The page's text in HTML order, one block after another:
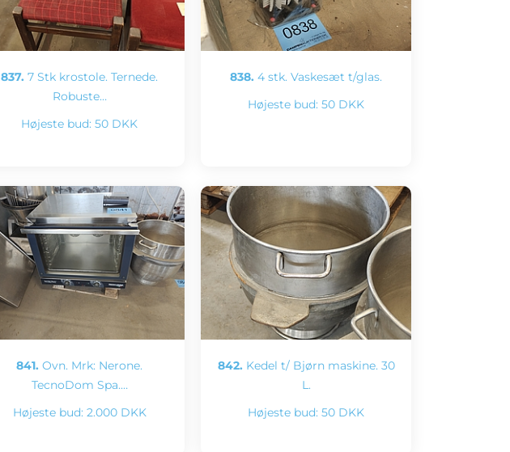
837. 7 Stk krostole. Ternede.
Robuste…
Højeste bud: 50 DKK
838. 4 stk. Vaskesæt t/glas.
Højeste bud: 50 DKK
841. Ovn. Mrk: Nerone.
TecnoDom Spa.…
Højeste bud: 2.000 DKK
842. Kedel t/ Bjørn maskine. 30
L.
Højeste bud: 50 DKK